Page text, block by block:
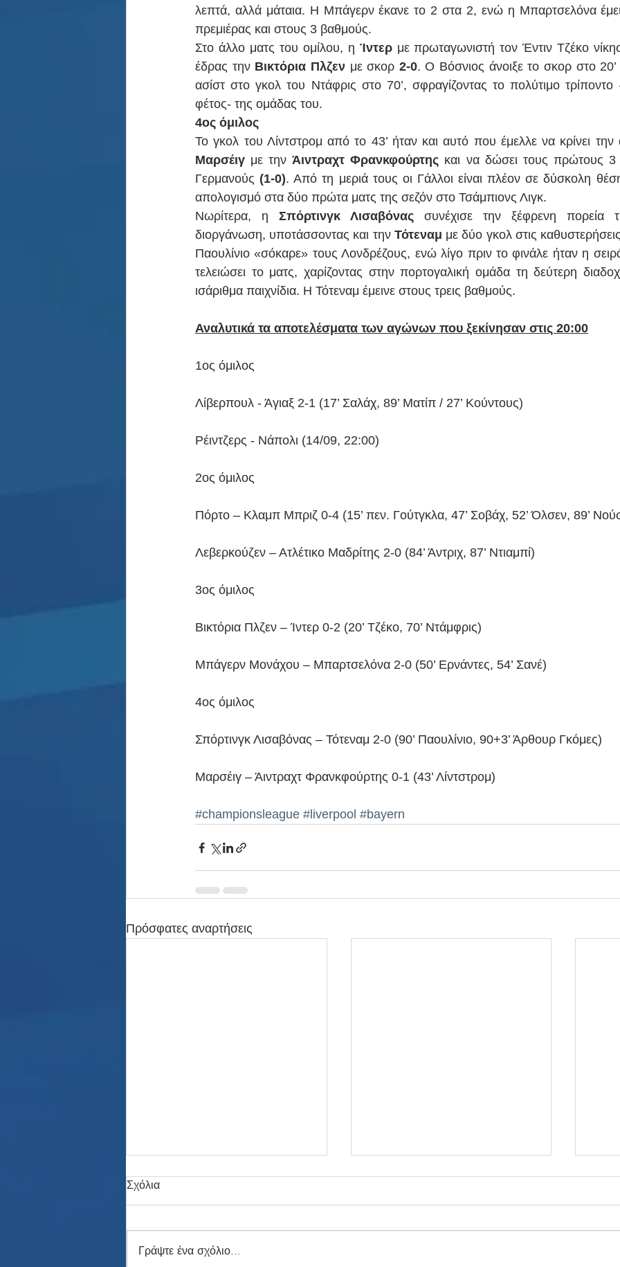
λεπτά, αλλά μάταια. Η Μπάγερν έκανε το 2 στα 2, ενώ η Μπαρτσελόνα
πρεμιέρας και στους 3 βαθμούς.
Στο άλλο ματς του ομίλου, η Ίντερ με πρωταγωνιστή τον Έντιν Τζέκο
έδρας την Βικτόρια Πλζεν με σκορ 2-0. Ο Βόσνιος άνοιξε το σκορ στο 20’
ασίστ στο γκολ του Ντάφρις στο 70’, σφραγίζοντας το πολύτιμο
φέτος- της ομάδας του.
4ος όμιλος
Μαρσέιγ με την Άιντραχτ Φρανκφούρτης και να δώσει τους πρώτους
Γερμανούς (1-0). Από τη μεριά τους οι Γάλλοι είναι πλέον σε δύσκολη
απολογισμό στα δύο πρώτα ματς της σεζόν στο Τσάμπιονς Λιγκ.
Νωρίτερα, η Σπόρτινγκ Λισαβόνας συνέχισε την ξέφρενη πορεία
διοργάνωση, υποτάσσοντας και την Τότεναμ με δύο γκολ στις
Παουλίνιο «σόκαρε» τους Λονδρέζους, ενώ λίγο πριν το φινάλε ήταν η
τελειώσει το ματς, χαρίζοντας στην πορτογαλική ομάδα τη δεύτερη
ισάριθμα παιχνίδια. Η Τότεναμ έμεινε στους τρεις βαθμούς.
Αναλυτικά τα αποτελέσματα των αγώνων που ξεκίνησαν στις 20:00
1ος όμιλος
Λίβερπουλ - Άγιαξ 2-1 (17’ Σαλάχ, 89’ Ματίπ / 27’ Κούντους)
Ρέιντζερς - Νάπολι (14/09, 22:00)
2ος όμιλος
Πόρτο – Κλαμπ Μπριζ 0-4 (15’ πεν. Γούτγκλα, 47’ Σοβάχ, 52’ Όλσεν, 89’
Λεβερκούζεν – Ατλέτικο Μαδρίτης 2-0 (84’ Άντριχ, 87’ Ντιαμπί)
3ος όμιλος
Βικτόρια Πλζεν – Ίντερ 0-2 (20’ Τζέκο, 70’ Ντάμφρις)
Μπάγερν Μονάχου – Μπαρτσελόνα 2-0 (50’ Ερνάντες, 54’ Σανέ)
4ος όμιλος
Σπόρτινγκ Λισαβόνας – Τότεναμ 2-0 (90’ Παουλίνιο, 90+3’ Άρθουρ Γκόμες)
Μαρσέιγ – Άιντραχτ Φρανκφούρτης 0-1 (43’ Λίντστρομ)
#championsleague #liverpool #bayern
Πρόσφατες αναρτήσεις
Σχόλια
Γράψτε ένα σχόλιο...